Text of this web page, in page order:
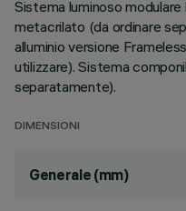
Sistema luminoso
metacrilato (da ordinare
alluminio versione
utilizzare). Sistema
separatamente).
DIMENSIONI
Generale (mm)